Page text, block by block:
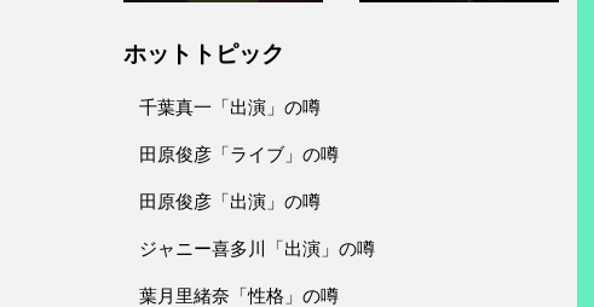
ホットトピック
千葉真一「出演」の噂
田原俊彦「ライブ」の噂
田原俊彦「出演」の噂
ジャニー喜多川「出演」の噂
葉月里緒奈「性格」の噂